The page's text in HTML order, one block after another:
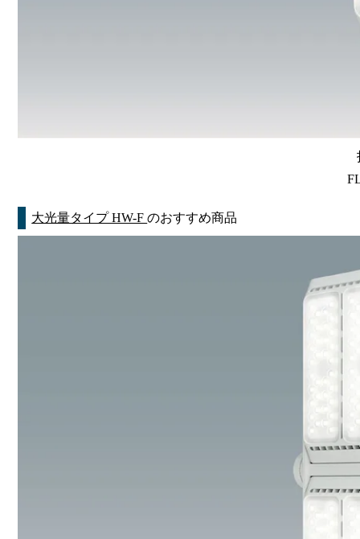
大光量タイプ HW-Fのおすすめ商品